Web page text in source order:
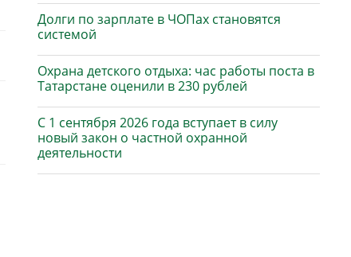
Долги по зарплате в ЧОПах становятся
системой
Охрана детского отдыха: час работы поста в
Татарстане оценили в 230 рублей
С 1 сентября 2026 года вступает в силу
новый закон о частной охранной
деятельности